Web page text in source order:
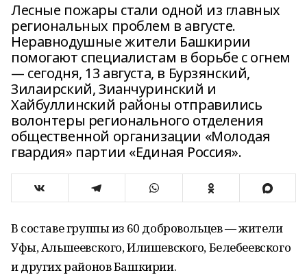
Лесные пожары стали одной из главных
региональных проблем в августе.
Неравнодушные жители Башкирии
помогают специалистам в борьбе с огнем
— сегодня, 13 августа, в Бурзянский,
Зилаирский, Зианчуринский и
Хайбуллинский районы отправились
волонтеры регионального отделения
общественной организации «Молодая
гвардия» партии «Единая Россия».
В составе группы из 60 добровольцев — жители
Уфы, Альшеевского, Илишевского, Белебеевского
и других районов Башкирии.